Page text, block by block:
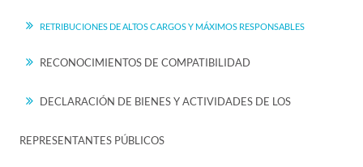
RETRIBUCIONES DE ALTOS CARGOS Y MÁXIMOS RESPONSABLES
RECONOCIMIENTOS DE COMPATIBILIDAD
DECLARACIÓN DE BIENES Y ACTIVIDADES DE LOS
REPRESENTANTES PÚBLICOS